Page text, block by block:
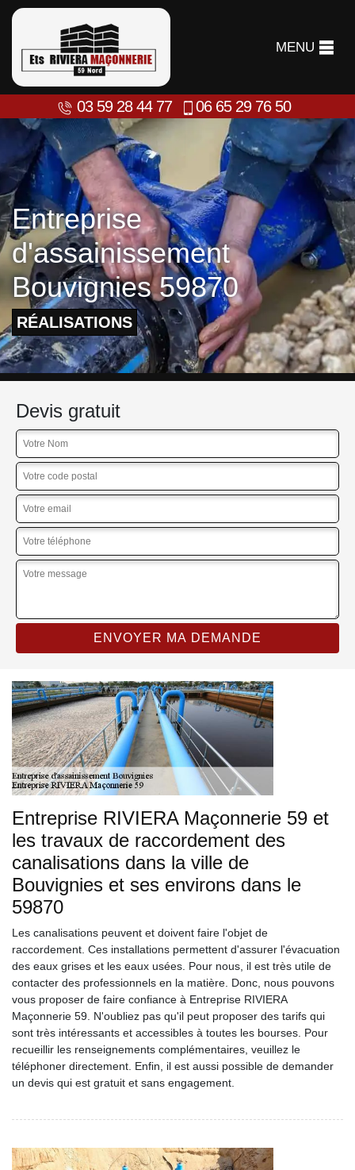
MENU
03 59 28 44 77 06 65 29 76 50
Entreprise
d'assainissement
Bouvignies 59870
RÉALISATIONS
Devis gratuit
Entreprise RIVIERA Maçonnerie 59 et
les travaux de raccordement des
canalisations dans la ville de
Bouvignies et ses environs dans le
59870
Les canalisations peuvent et doivent faire l'objet de
raccordement. Ces installations permettent d'assurer l'évacuation
des eaux grises et les eaux usées. Pour nous, il est très utile de
contacter des professionnels en la matière. Donc, nous pouvons
vous proposer de faire confiance à Entreprise RIVIERA
Maçonnerie 59. N'oubliez pas qu'il peut proposer des tarifs qui
sont très intéressants et accessibles à toutes les bourses. Pour
recueillir les renseignements complémentaires, veuillez le
téléphoner directement. Enfin, il est aussi possible de demander
un devis qui est gratuit et sans engagement.